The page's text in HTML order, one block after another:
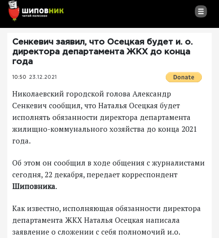
Сенкевич заявил, что Осецкая будет и. о.
директора департамента ЖКХ до конца
года
10:50 23.12.2021
Николаевский городской голова Александр
Сенкевич сообщил, что Наталья Осецкая будет
исполнять обязанности директора департамента
жилищно-коммунального хозяйства до конца 2021
года.
Об этом он сообщил в ходе общения с журналистами
сегодня, 22 декабря, передает корреспондент
Шиповника.
Как известно, исполняющая обязанности директора
департамента ЖКХ Наталья Осецкая написала
заявление о сложении с себя полномочий и.о.